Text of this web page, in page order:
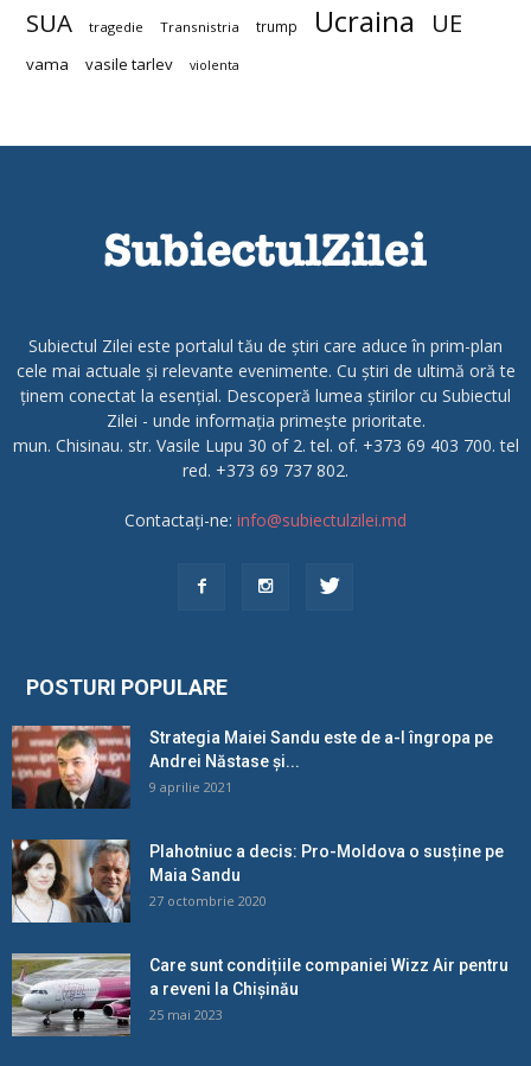
SUA tragedie Transnistria trump Ucraina UE
vama vasile tarlev violenta
Subiectul Zilei este portalul tău de știri care aduce în prim-plan
cele mai actuale și relevante evenimente. Cu știri de ultimă oră te
ținem conectat la esențial. Descoperă lumea știrilor cu Subiectul
Zilei - unde informația primește prioritate.
mun. Chisinau. str. Vasile Lupu 30 of 2. tel. of. +373 69 403 700. tel
red. +373 69 737 802.
Contactați-ne: info@subiectulzilei.md
POSTURI POPULARE
Strategia Maiei Sandu este de a-l îngropa pe
Andrei Năstase și...
9 aprilie 2021
Plahotniuc a decis: Pro-Moldova o susține pe
Maia Sandu
27 octombrie 2020
Care sunt condițiile companiei Wizz Air pentru
a reveni la Chișinău
25 mai 2023